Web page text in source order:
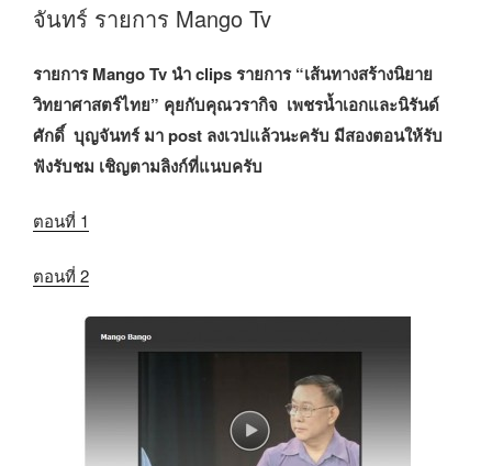
จันทร์ รายการ Mango Tv
รายการ Mango Tv นำ clips รายการ “เส้นทางสร้างนิยาย
วิทยาศาสตร์ไทย” คุยกับคุณวรากิจ เพชรน้ำเอกและนิรันด์
ศักดิ์ บุญจันทร์ มา post ลงเวปแล้วนะครับ มีสองตอนให้รับ
ฟังรับชม เชิญตามลิงก์ที่แนบครับ
ตอนที่ 1
ตอนที่ 2